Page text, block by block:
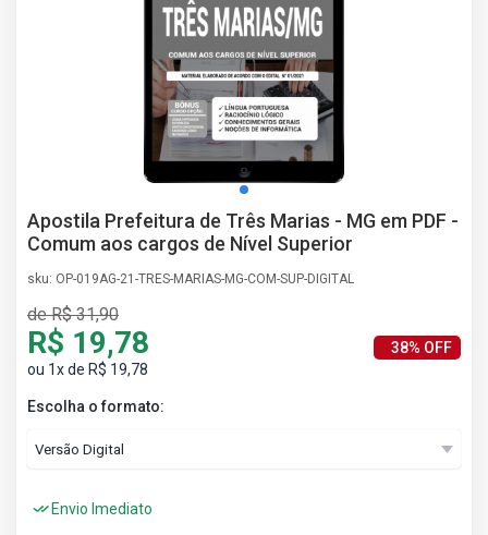
Apostila Prefeitura de Três Marias - MG em PDF -
Comum aos cargos de Nível Superior
sku: OP-019AG-21-TRES-MARIAS-MG-COM-SUP-DIGITAL
de R$ 31,90
R$ 19,78
ou 1x de R$ 19,78
38% OFF
Escolha o formato:
Envio Imediato